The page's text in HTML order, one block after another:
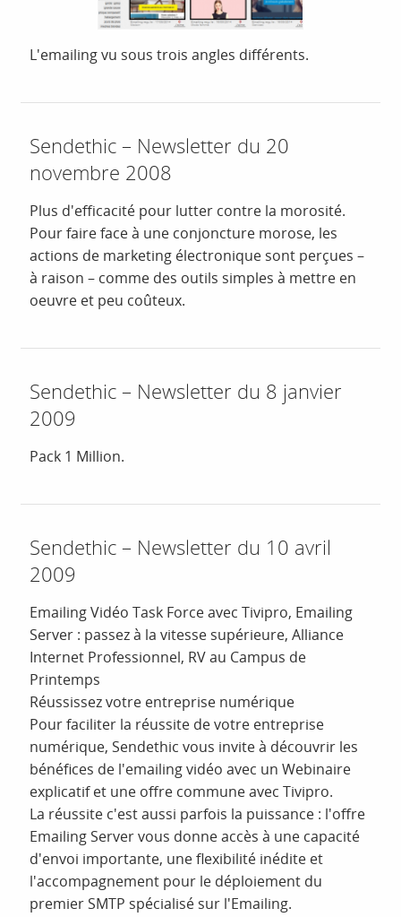
L'emailing vu sous trois angles différents.
Sendethic – Newsletter du 20
novembre 2008
Plus d'efficacité pour lutter contre la morosité.
Pour faire face à une conjoncture morose, les
actions de marketing électronique sont perçues –
à raison – comme des outils simples à mettre en
oeuvre et peu coûteux.
Sendethic – Newsletter du 8 janvier
2009
Pack 1 Million.
Sendethic – Newsletter du 10 avril
2009
Emailing Vidéo Task Force avec Tivipro, Emailing
Server : passez à la vitesse supérieure, Alliance
Internet Professionnel, RV au Campus de
Printemps
Réussissez votre entreprise numérique
Pour faciliter la réussite de votre entreprise
numérique, Sendethic vous invite à découvrir les
bénéfices de l'emailing vidéo avec un Webinaire
explicatif et une offre commune avec Tivipro.
La réussite c'est aussi parfois la puissance : l'offre
Emailing Server vous donne accès à une capacité
d'envoi importante, une flexibilité inédite et
l'accompagnement pour le déploiement du
premier SMTP spécialisé sur l'Emailing.